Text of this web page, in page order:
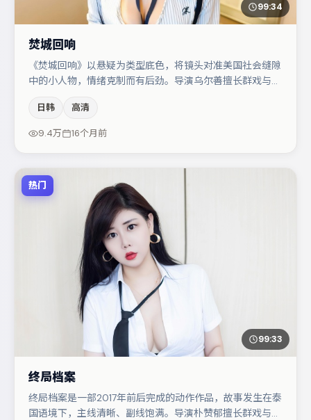
99:34
焚城回响
《焚城回响》以悬疑为类型底色，将镜头对准美国社会缝隙
中的小人物，情绪克制而有后劲。导演乌尔善擅长群戏与空
迅的对手戏构成全片情感锚点，马丽则以细节塑造推动谜题
层层揭开。节奏紧凑、反转有度，值得列入片单。
日韩 高清
9.4万 16个月前
热门
99:33
终局档案
终局档案是一部2017年前后完成的动作作品，故事发生在泰
国语境下，主线清晰、副线饱满。导演朴赞郁擅长群戏与空